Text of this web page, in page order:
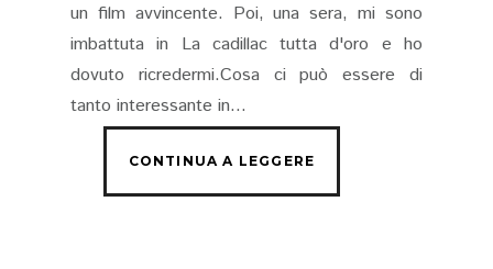
un film avvincente. Poi, una sera, mi sono
imbattuta in La cadillac tutta d'oro e ho
dovuto ricredermi.Cosa ci può essere di
tanto interessante in...